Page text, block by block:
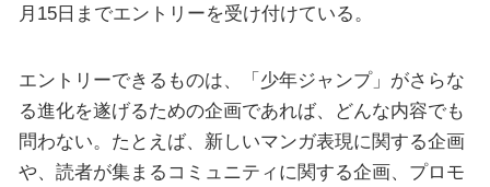
月15日までエントリーを受け付けている。
エントリーできるものは、「少年ジャンプ」がさらな
る進化を遂げるための企画であれば、どんな内容でも
問わない。たとえば、新しいマンガ表現に関する企画
や、読者が集まるコミュニティに関する企画、プロモ